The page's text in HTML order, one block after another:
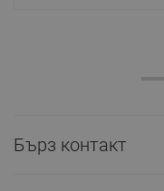
Бърз контакт